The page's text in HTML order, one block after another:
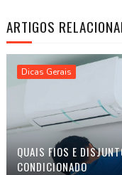
ARTIGOS
Dicas Gerais
QUAIS FIOS E
CONDICIONADO